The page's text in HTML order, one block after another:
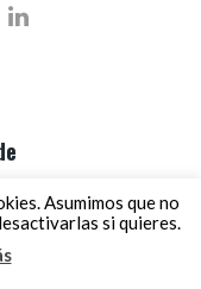
Asumimos que no
si quieres.